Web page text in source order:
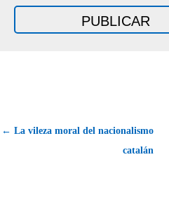
← La vileza moral del nacionalismo
catalán